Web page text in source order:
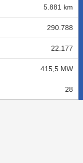
Trauer
Mobilität
Abschied
Online-
SERVICE
GmbH
Neuland
WASSER
Projekte
LINZ
Kraftwerke
5.881 km
290.788
22.177
415,5 MW
28